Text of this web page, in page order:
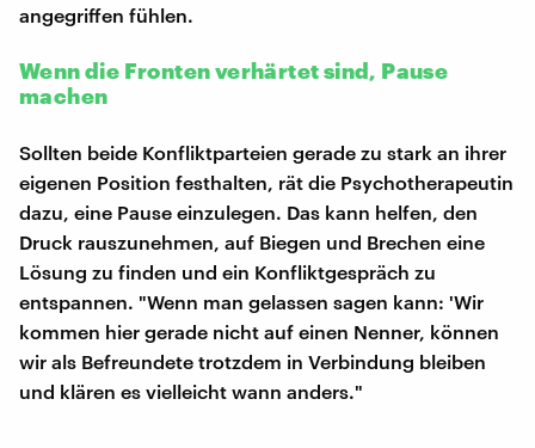
angegriffen fühlen.
Wenn die Fronten verhärtet sind, Pause
machen
Sollten beide Konfliktparteien gerade zu stark an ihrer
eigenen Position festhalten, rät die Psychotherapeutin
dazu, eine Pause einzulegen. Das kann helfen, den
Druck rauszunehmen, auf Biegen und Brechen eine
Lösung zu finden und ein Konfliktgespräch zu
entspannen. "Wenn man gelassen sagen kann: 'Wir
kommen hier gerade nicht auf einen Nenner, können
wir als Befreundete trotzdem in Verbindung bleiben
und klären es vielleicht wann anders."